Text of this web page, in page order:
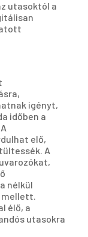
utasoktól a
igényt,
időben a
elő,
A
nélkül
mellett.
élő, a
utasokra